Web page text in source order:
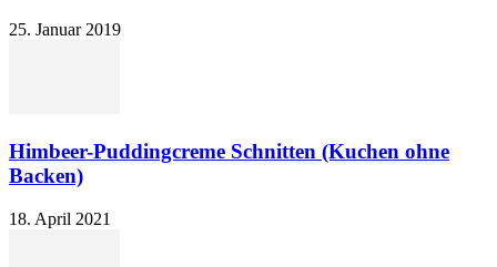
25. Januar 2019
Himbeer-Puddingcreme Schnitten (Kuchen ohne
Backen)
18. April 2021